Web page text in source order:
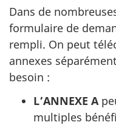
Dans de
formulaire de
rempli. On peut
annexes
besoin :
L’ANNEXE A
multiples